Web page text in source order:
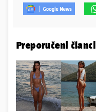
Preporučeni članci